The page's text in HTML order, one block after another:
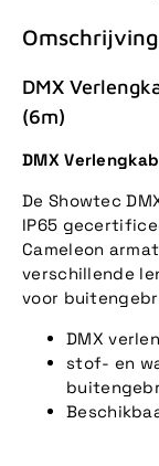
Omschrijving
DMX
(6m)
DMX
De Showtec
IP65
Cameleon
verschillende
voor
DMX
stof- en